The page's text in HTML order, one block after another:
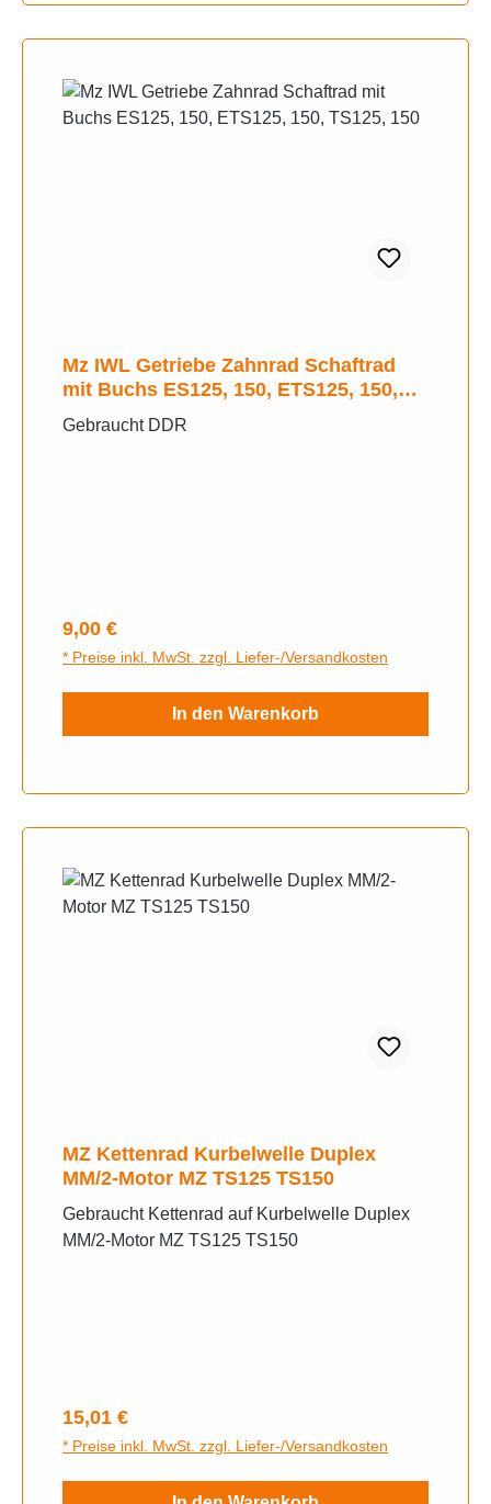
Mz IWL Getriebe Zahnrad Schaftrad
mit Buchs ES125, 150, ETS125, 150,
TS125, 150
Gebraucht DDR
Regulärer Preis:
9,00 €
* Preise inkl. MwSt. zzgl. Liefer-/Versandkosten
In den Warenkorb
MZ Kettenrad Kurbelwelle Duplex
MM/2-Motor MZ TS125 TS150
Gebraucht Kettenrad auf Kurbelwelle Duplex
MM/2-Motor MZ TS125 TS150
Regulärer Preis:
15,01 €
* Preise inkl. MwSt. zzgl. Liefer-/Versandkosten